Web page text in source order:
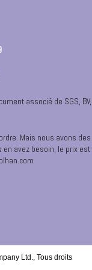
/, 165 # East
et verts avec
associé de SGS, BV,
Mais nous avons des
avez besoin, le prix est
si vous aviez
nous pouvons envisager
sera 1.
logo à tout moment et
conception de
Ltd., Tous droits